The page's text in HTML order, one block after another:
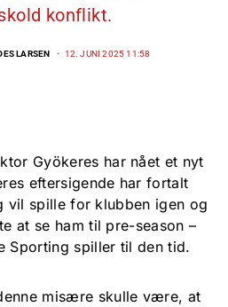
konflikt.
LARSEN 12. JUNI 2025 11:58
Gyökeres har nået et nyt
eftersigende har fortalt
vil spille for klubben igen og
at se ham til pre-season –
Sporting spiller til den tid.
misære skulle være, at